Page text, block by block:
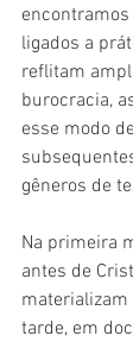
ligados a
reflitam
burocracia,
esse modo
gêneros de
Na primeira
antes de
materializam
tarde, em